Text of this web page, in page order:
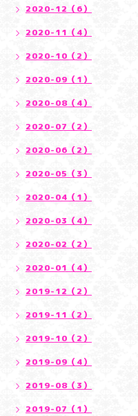
2020-12（6）
2020-11（4）
2020-10（2）
2020-09（1）
2020-08（4）
2020-07（2）
2020-06（2）
2020-05（3）
2020-04（1）
2020-03（4）
2020-02（2）
2020-01（4）
2019-12（2）
2019-11（2）
2019-10（2）
2019-09（4）
2019-08（3）
2019-07（1）